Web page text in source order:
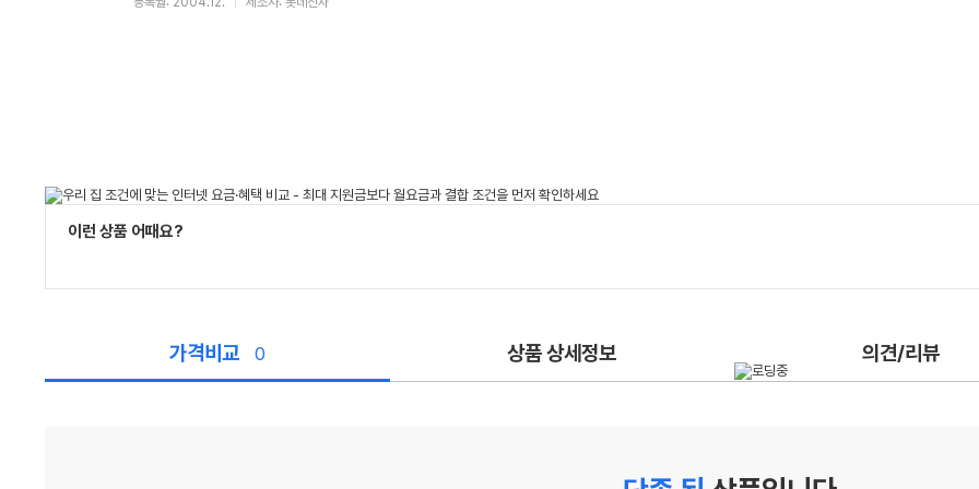
이런 상품 어때요?
가격비교 0 상품 상세정보 의견/리뷰